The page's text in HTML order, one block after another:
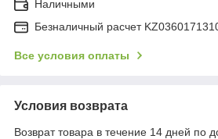
Наличными
Безналичный расчет
Все условия оплаты
Условия возврата
Возврат товара в течение 14 дней по